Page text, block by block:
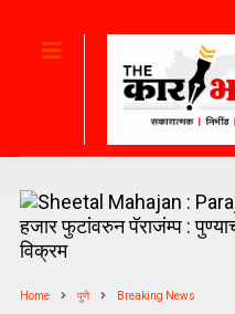
Home पुणे Breaking News